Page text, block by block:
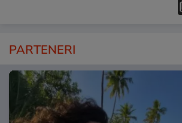
PARTENERI